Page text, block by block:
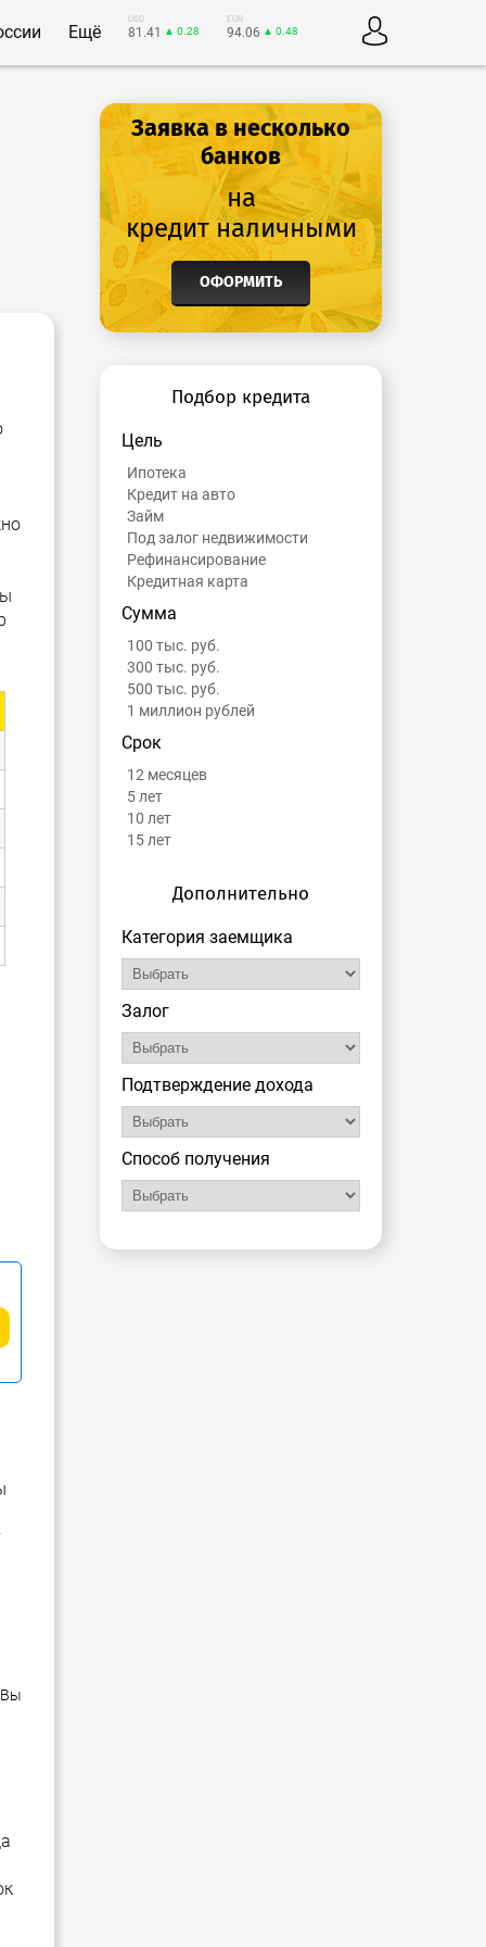
Ещё
USD
81.41 ▲ 0.28
EUR
94.06 ▲ 0.48
Вы
Заявка в несколько
банков
на
кредит наличными
ОФОРМИТЬ
Подбор кредита
Цель
Ипотека
Кредит на авто
Займ
Под залог недвижимости
Рефинансирование
Кредитная карта
Сумма
100 тыс. руб.
300 тыс. руб.
500 тыс. руб.
1 миллион рублей
Срок
12 месяцев
5 лет
10 лет
15 лет
Дополнительно
Категория заемщика
Залог
Подтверждение дохода
Способ получения